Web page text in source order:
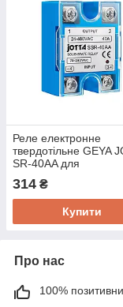
Реле електронне
твердотільне GEYA
SR-40AA для
навантаження AC
40A та сигналом
керування AC 70-
314 ₴
Купити
Про нас
100%